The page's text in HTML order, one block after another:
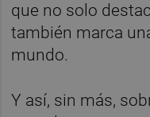
que no solo
también marca
mundo.
Y así, sin más,